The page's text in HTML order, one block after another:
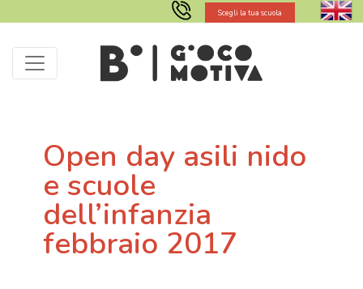
Scegli la tua scuola
Open day asili nido
e scuole
dell’infanzia
febbraio 2017